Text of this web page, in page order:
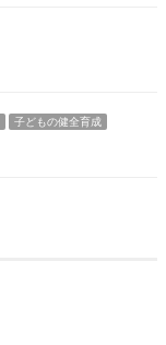
子どもの健全育成